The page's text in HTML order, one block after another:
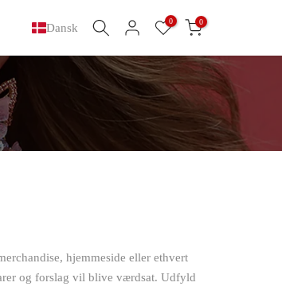
Dansk 0 0
hjemmeside eller ethvert
og forslag vil blive værdsat. Udfyld